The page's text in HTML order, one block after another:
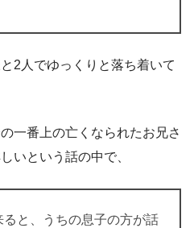
2人でゆっくりと落ち着いて
一番上の亡くなられたお兄さ
いという話の中で、
ると、うちの息子の方が話